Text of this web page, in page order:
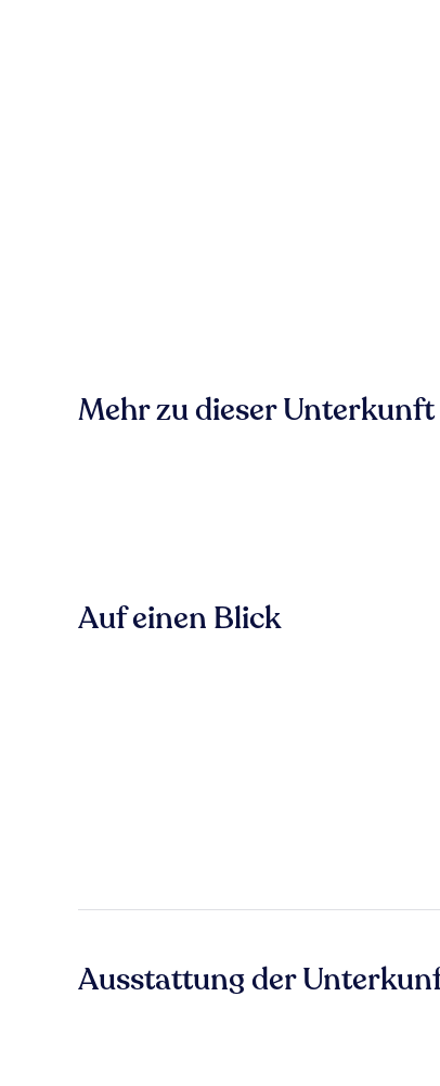
Mehr zu dieser Unterkunft
Auf einen Blick
Ausstattung der